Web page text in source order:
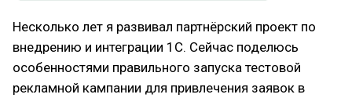
Несколько лет я развивал партнёрский проект по
внедрению и интеграции 1С. Сейчас поделюсь
особенностями правильного запуска тестовой
рекламной кампании для привлечения заявок в